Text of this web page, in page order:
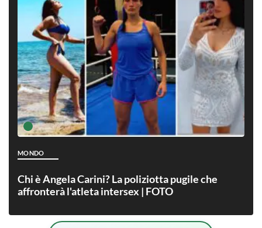
MONDO
Chi è Angela Carini? La poliziotta pugile che
affronterà l'atleta intersex | FOTO